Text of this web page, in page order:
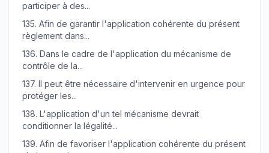
participer à des...
135. Afin de garantir l'application cohérente du présent
règlement dans...
136. Dans le cadre de l'application du mécanisme de
contrôle de la...
137. Il peut être nécessaire d'intervenir en urgence pour
protéger les...
138. L'application d'un tel mécanisme devrait
conditionner la légalité...
139. Afin de favoriser l'application cohérente du présent